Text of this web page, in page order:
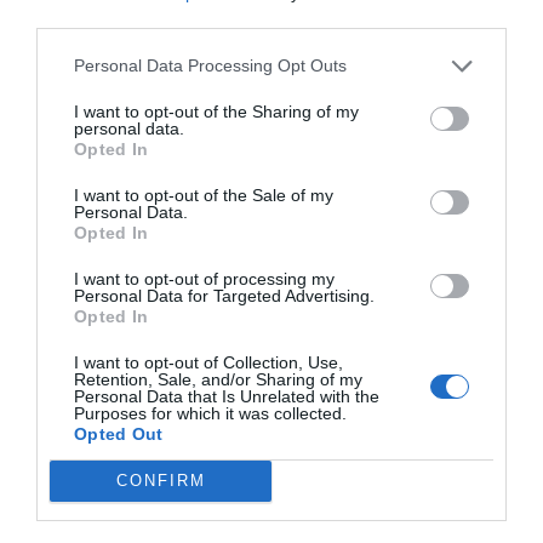
Personal Data Processing Opt Outs
I want to opt-out of the Sharing of my
personal data.
Opted In
I want to opt-out of the Sale of my
Personal Data.
Opted In
I want to opt-out of processing my
Personal Data for Targeted Advertising.
Opted In
I want to opt-out of Collection, Use,
Retention, Sale, and/or Sharing of my
Personal Data that Is Unrelated with the
Purposes for which it was collected.
Opted Out
CONFIRM
Per il Consorzio di Tutela
Vini Oltrepò Pavese arriva
il nuovo direttore. È
Riccardo Binda
VEN 6 SETTEMBRE 2024
Asti Docg arriva Stefano
Ricagno. Incentivare la
sinergia associativa e far
mission
MER 8 MAGGIO 2024
ITALIAN WINE